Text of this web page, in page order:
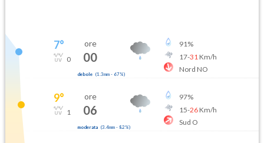
7°
0
ore
00
debole (1.3mm- 67%)
91%
17-31 Km/h
Nord NO
9°
1
ore
06
moderata (3.4mm- 82 %)
97%
15-26Km/h
Sud O